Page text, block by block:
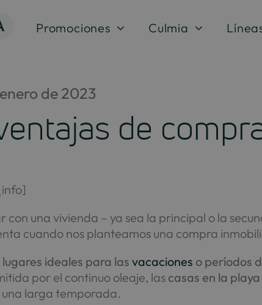
Promociones Culmia
de 2023
de
con una vivienda – ya sea la principal o la
cuando nos planteamos una compra
lugares ideales para lasvacaciones o períodos
por el continuo oleaje, las casas en la playa
larga temporada.